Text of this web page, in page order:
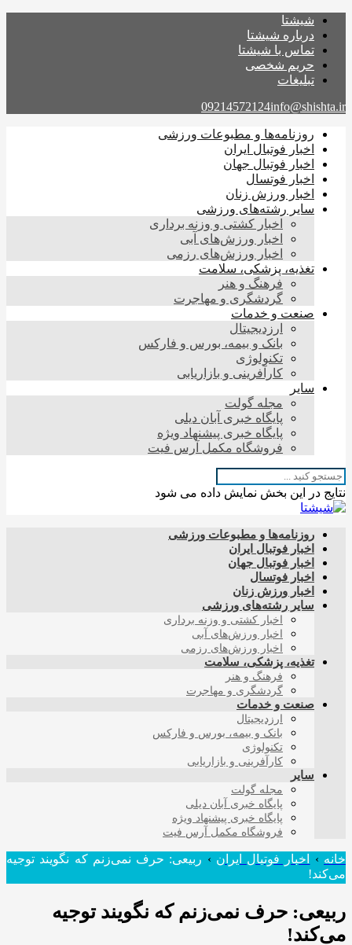
شیشتا
درباره شیشتا
تماس با شیشتا
حریم شخصی
تبلیغات
09214572124info@shishta.ir
روزنامه‌ها و مطبوعات ورزشی
اخبار فوتبال ایران
اخبار فوتبال جهان
اخبار فوتسال
اخبار ورزش زنان
سایر رشته‌های ورزشی
اخبار کشتی و وزنه برداری
اخبار ورزش‌های آبی
اخبار ورزش‌های رزمی
تغذیه، پزشکی، سلامت
فرهنگ و هنر
گردشگری و مهاجرت
صنعت و خدمات
ارزدیجیتال
بانک و بیمه، بورس و فارکس
تکنولوژی
کارآفرینی و بازاریابی
سایر
مجله گولت
پایگاه خبری آبان دیلی
پایگاه خبری پیشنهاد ویژه
فروشگاه مکمل آرس فیت
نتایج در این بخش نمایش داده می شود
روزنامه‌ها و مطبوعات ورزشی
اخبار فوتبال ایران
اخبار فوتبال جهان
اخبار فوتسال
اخبار ورزش زنان
سایر رشته‌های ورزشی
اخبار کشتی و وزنه برداری
اخبار ورزش‌های آبی
اخبار ورزش‌های رزمی
تغذیه، پزشکی، سلامت
فرهنگ و هنر
گردشگری و مهاجرت
صنعت و خدمات
ارزدیجیتال
بانک و بیمه، بورس و فارکس
تکنولوژی
کارآفرینی و بازاریابی
سایر
مجله گولت
پایگاه خبری آبان دیلی
پایگاه خبری پیشنهاد ویژه
فروشگاه مکمل آرس فیت
خانه › اخبار فوتبال ایران › ربیعی: حرف نمی‌زنم که نگویند توجیه
می‌کند!
ربیعی: حرف نمی‌زنم که نگویند توجیه
می‌کند!